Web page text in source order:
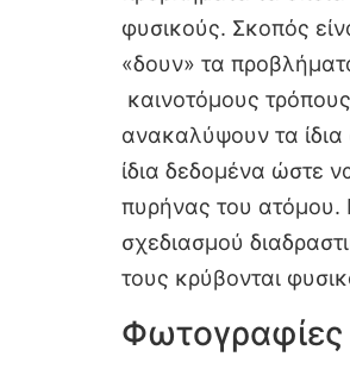
φυσικούς. Σκοπός
«δουν» τα
καινοτόμους
ανακαλύψουν τα ίδια
ίδια δεδομένα ώστε
πυρήνας του ατόμου.
σχεδιασμού
τους κρύβονται